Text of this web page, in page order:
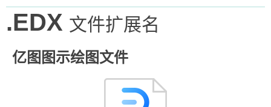
.EDX 文件扩展名
亿图图示绘图文件